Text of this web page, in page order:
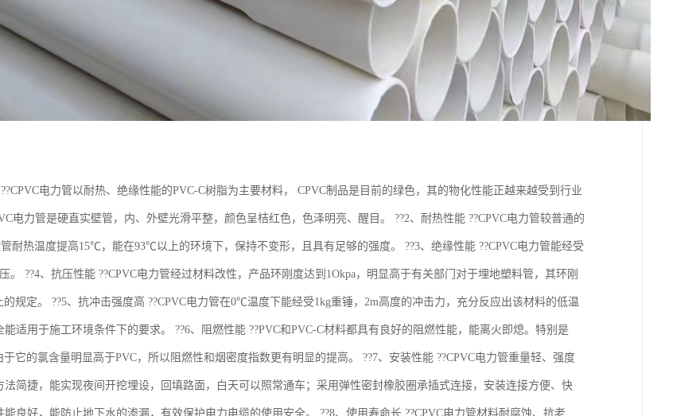
电力管以耐热、绝缘性能的PVC-C树脂为主要材料， CPVC制品是目前的绿色，其的物化性能正越来越受到行业
电力管是硬直实壁管，内、外壁光滑平整，颜色呈桔红色，色泽明亮、醒目。 ??2、耐热性能 ??CPVC电力管较普通的
耐热温度提高15℃，能在93℃以上的环境下，保持不变形，且具有足够的强度。 ??3、绝缘性能 ??CPVC电力管能经受
。 ??4、抗压性能 ??CPVC电力管经过材料改性，产品环刚度达到1Okpa，明显高于有关部门对于埋地塑料管，其环刚
的规定。 ??5、抗冲击强度高 ??CPVC电力管在0℃温度下能经受1kg重锤，2m高度的冲击力，充分反应出该材料的低温
能适用于施工环境条件下的要求。 ??6、阻燃性能 ??PVC和PVC-C材料都具有良好的阻燃性能，能离火即熄。特别是
于它的氯含量明显高于PVC，所以阻燃性和烟密度指数更有明显的提高。 ??7、安装性能 ??CPVC电力管重量轻、强度
法简捷，能实现夜间开挖埋设，回填路面，白天可以照常通车；采用弹性密封橡胶圈承插式连接，安装连接方便、快
能良好，能防止地下水的渗漏，有效保护电力电缆的使用安全。 ??8、使用寿命长 ??CPVC电力管材料耐腐蚀、抗老